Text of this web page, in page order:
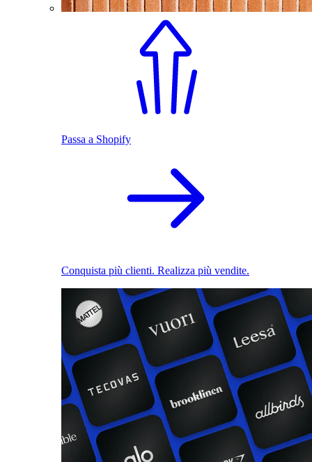
Passa a Shopify
Conquista più clienti. Realizza più vendite.